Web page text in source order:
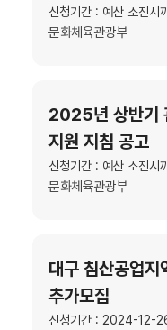
신청기간 : 예산 소진시
문화체육관광부
2025년 상반기
지원 지침 공고
신청기간 : 예산 소진시
문화체육관광부
대구 침산공업지
추가모집
신청기간 : 2024-12-